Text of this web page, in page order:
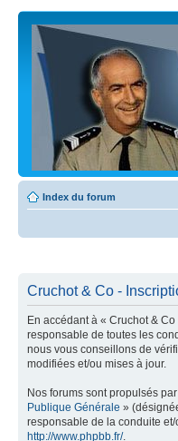
Index du forum
Cruchot & Co -
En accédant à « Cruchot &
responsable de toutes les
nous vous conseillons de
modifiées et/ou mises à jour.
Nos forums sont propulsés
Publique Générale »
responsable de la conduite
http://www.phpbb.fr/.